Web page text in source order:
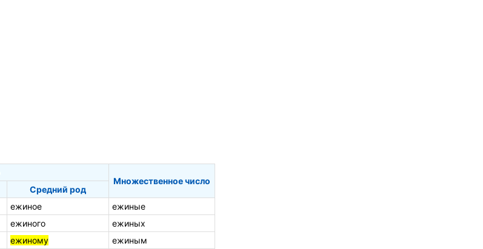
Множественное число
Средний род
ежиное
ежиные
ежиного
ежиных
ежиному ежиным